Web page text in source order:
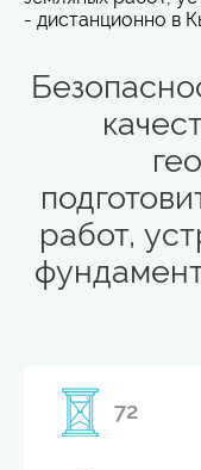
- дистанционно в
работ,
72